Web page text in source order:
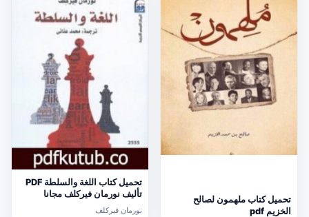
تحميل كتاب ملهمون لصالح
الخزيم pdf
تحميل كتاب اللغة والسلطة PDF
تأليف نورمان فيركلف مجانا
[كامل]
نورمان فيركلف